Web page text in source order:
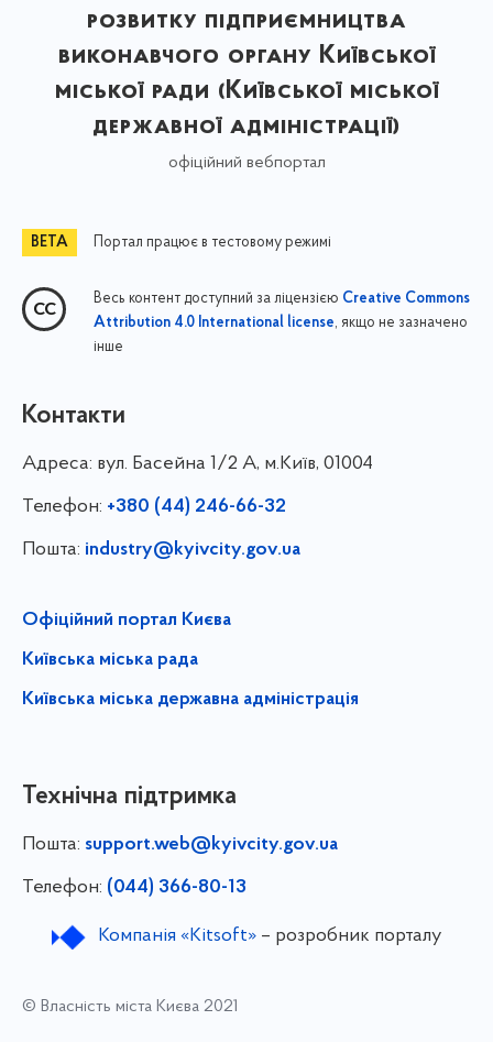
розвитку підприємництва
виконавчого органу Київської
міської ради (Київської міської
державної адміністрації)
офіційний вебпортал
Портал працює в тестовому режимі
Весь контент доступний за ліцензією Creative Commons
Attribution 4.0 International license, якщо не зазначено
інше
Контакти
Адреса: вул. Басейна 1/⁠2 А, м.Київ, 01004
Телефон: +380 (44) 246-66-32
Пошта: industry@kyivcity.gov.ua
Офіційний портал Києва
Київська міська рада
Київська міська державна адміністрація
Технічна підтримка
Пошта: support.web@kyivcity.gov.ua
Телефон: (044) 366-80-13
Компанія «Kitsoft»– розробник порталу
© Власність міста Києва 2021